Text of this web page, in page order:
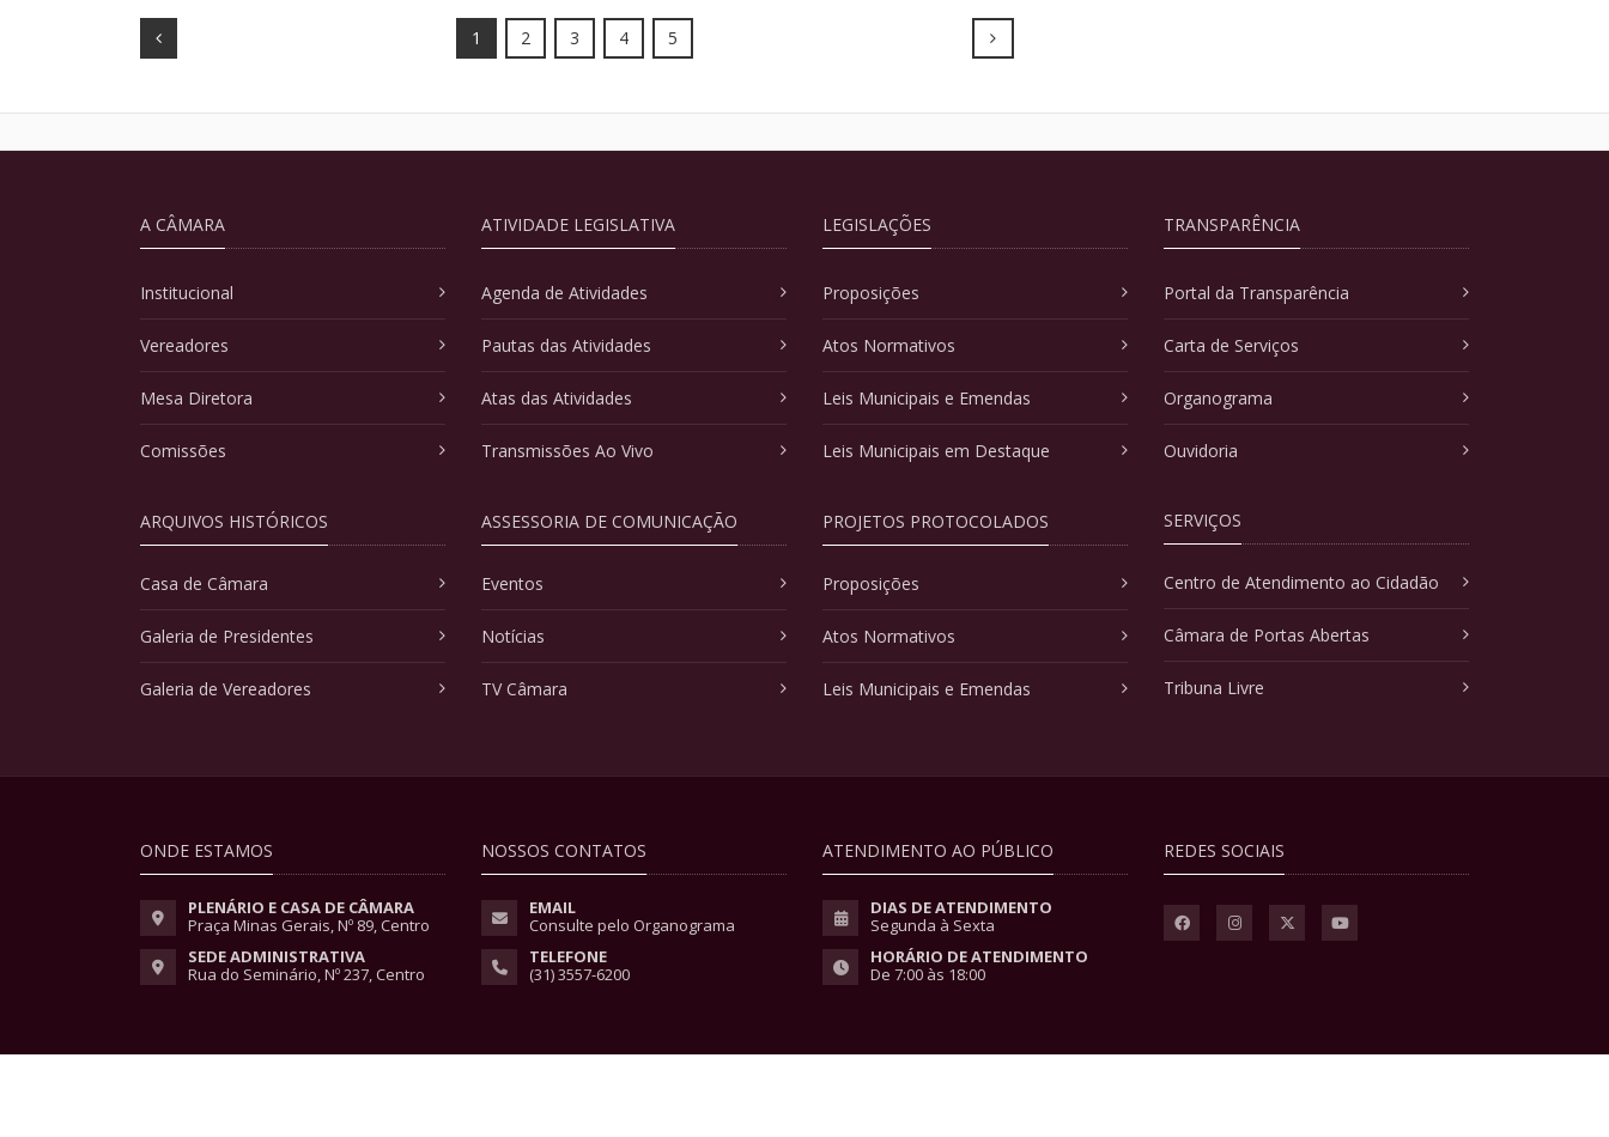
Prev 1 2 3 4 5 Next
A CÂMARA
Institucional
Vereadores
Mesa Diretora
Comissões
ARQUIVOS HISTÓRICOS
Casa de Câmara
Galeria de Presidentes
Galeria de Vereadores
ATIVIDADE LEGISLATIVA
Agenda de Atividades
Pautas das Atividades
Atas das Atividades
Transmissões Ao Vivo
ASSESSORIA DE COMUNICAÇÃO
Eventos
Notícias
TV Câmara
LEGISLAÇÕES
Proposições
Atos Normativos
Leis Municipais e Emendas
Leis Municipais em Destaque
PROJETOS PROTOCOLADOS
Proposições
Atos Normativos
Leis Municipais e Emendas
TRANSPARÊNCIA
Portal da Transparência
Carta de Serviços
Organograma
Ouvidoria
SERVIÇOS
Centro de Atendimento ao Cidadão
Câmara de Portas Abertas
Tribuna Livre
ONDE ESTAMOS
PLENÁRIO E CASA DE CÂMARA
Praça Minas Gerais, Nº 89, Centro
SEDE ADMINISTRATIVA
Rua do Seminário, Nº 237, Centro
NOSSOS CONTATOS
EMAIL
Consulte pelo Organograma
TELEFONE
(31) 3557-6200
ATENDIMENTO AO PÚBLICO
DIAS DE ATENDIMENTO
Segunda à Sexta
HORÁRIO DE ATENDIMENTO
De 7:00 às 18:00
REDES SOCIAIS